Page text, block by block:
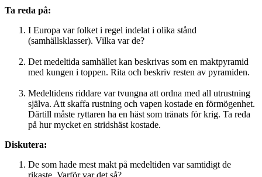
Ta reda på:
I Europa var folket i regel indelat i olika stånd
(samhällsklasser). Vilka var de?
Det medeltida samhället kan beskrivas som en maktpyramid
med kungen i toppen. Rita och beskriv resten av pyramiden.
Medeltidens riddare var tvungna att ordna med all utrustning
själva. Att skaffa rustning och vapen kostade en förmögenhet.
Därtill måste ryttaren ha en häst som tränats för krig. Ta reda
på hur mycket en stridshäst kostade.
Diskutera:
De som hade mest makt på medeltiden var samtidigt de
rikaste. Varför var det så?